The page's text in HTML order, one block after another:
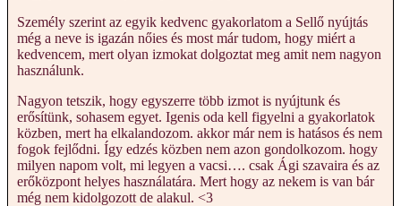
Személy szerint az egyik kedvenc gyakorlatom a Sellő nyújtás
még a neve is igazán nőies és most már tudom, hogy miért a
kedvencem, mert olyan izmokat dolgoztat meg amit nem nagyon
használunk.
Nagyon tetszik, hogy egyszerre több izmot is nyújtunk és
erősítünk, sohasem egyet. Igenis oda kell figyelni a gyakorlatok
közben, mert ha elkalandozom. akkor már nem is hatásos és nem
fogok fejlődni. Így edzés közben nem azon gondolkozom. hogy
milyen napom volt, mi legyen a vacsi…. csak Ági szavaira és az
erőközpont helyes használatára. Mert hogy az nekem is van bár
még nem kidolgozott de alakul. <3